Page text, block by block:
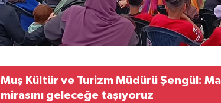
Muş Kültür ve Turizm Müdürü Şengül:
mirasını geleceğe taşıyoruz